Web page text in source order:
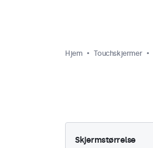
Hjem Touchskjermer
Skjermstørrelse